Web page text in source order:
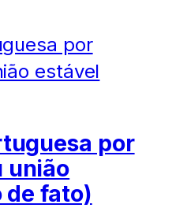
por
união
de fato)